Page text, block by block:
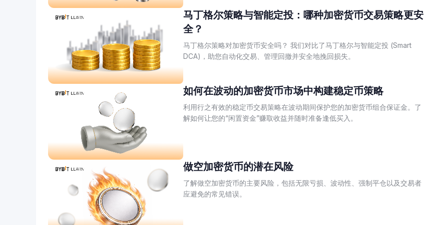
马丁格尔策略与智能定投：哪种加密货币交易策略更安
全？
马丁格尔策略对加密货币安全吗？ 我们对比了马丁格尔与智能定投 (Smart
DCA)，助您自动化交易、管理回撤并安全地挽回损失。
如何在波动的加密货币市场中构建稳定币策略
利用行之有效的稳定币交易策略在波动期间保护您的加密货币组合保证金。了
解如何让您的“闲置资金”赚取收益并随时准备逢低买入。
做空加密货币的潜在风险
了解做空加密货币的主要风险，包括无限亏损、波动性、强制平仓以及交易者
应避免的常见错误。